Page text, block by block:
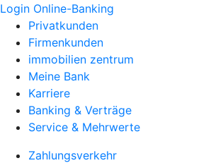
Login Online-Banking
Privatkunden
Firmenkunden
immobilien zentrum
Meine Bank
Karriere
Banking & Verträge
Service & Mehrwerte
Zahlungsverkehr